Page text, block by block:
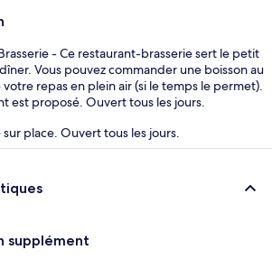
- Ce restaurant-brasserie sert le petit
Vous pouvez commander une boisson au
repas en plein air (si le temps le permet).
est proposé. Ouvert tous les jours.
sur place. Ouvert tous les jours.
supplément